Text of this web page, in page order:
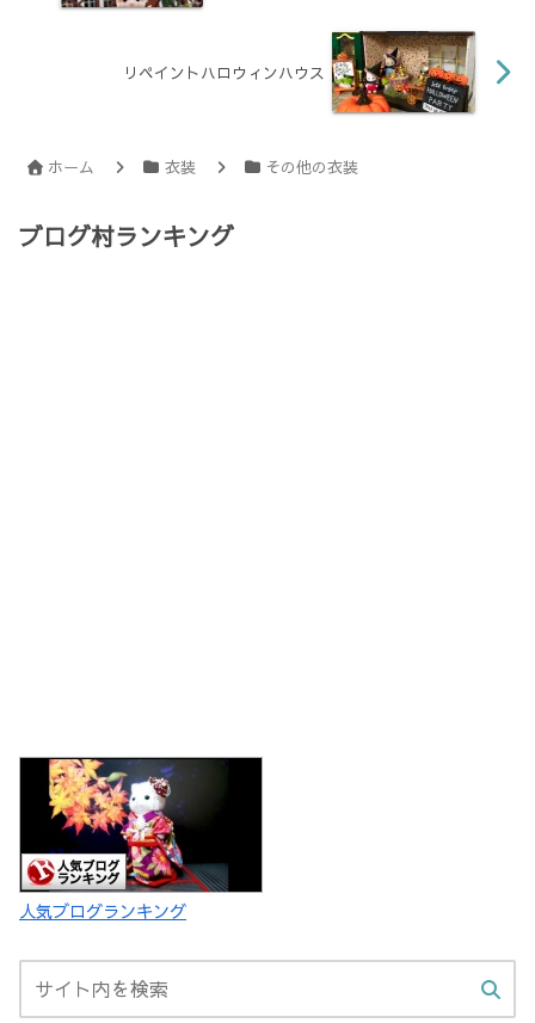
リペイントハロウィンハウス
ホーム 衣装 その他の衣装
ブログ村ランキング
人気ブログランキング